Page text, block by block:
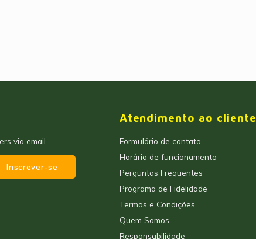
via email
Inscrever-se
Atendimento ao cliente
Formulário de contato
Horário de funcionamento
Perguntas Frequentes
Programa de Fidelidade
Termos e Condições
Quem Somos
Responsabilidade